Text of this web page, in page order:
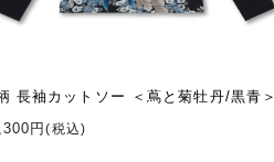
長袖カットソー ＜蔦と菊牡丹/黒青＞
円(税込)